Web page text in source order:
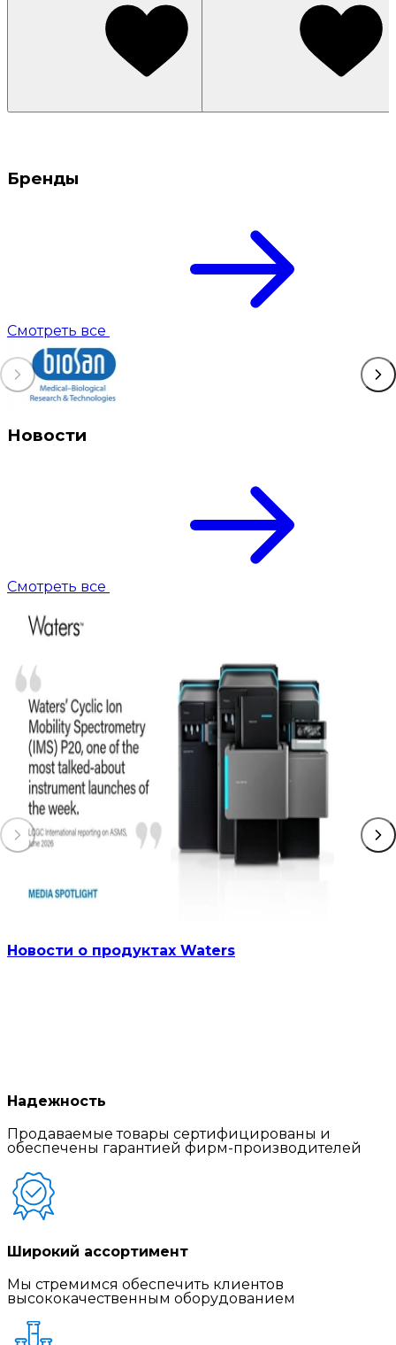
Бренды
Смотреть все
Новости
Смотреть все
Новости о продуктах Waters
Надежность
Продаваемые товары сертифицированы и
обеспечены гарантией фирм-производителей
Широкий ассортимент
Мы стремимся обеспечить клиентов
высококачественным оборудованием